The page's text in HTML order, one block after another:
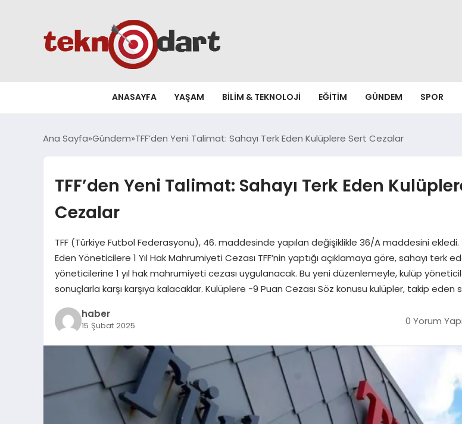
ANASAYFA YAŞAM BILIM & TEKNOLOJI EĞITIM GÜNDEM SPOR
Ana Sayfa Gündem TFF’den Yeni Talimat: Sahayı Terk Eden Kulüplere Sert Cezalar
TFF’den Yeni Talimat: Sahayı Terk Eden
Cezalar
TFF (Türkiye Futbol Federasyonu), 46. maddesinde yapılan değişiklikle 36/A maddesini ekledi.
Eden Yöneticilere 1 Yıl Hak Mahrumiyeti Cezası TFF’nin yaptığı açıklamaya göre, sahayı terk
yöneticilerine 1 yıl hak mahrumiyeti cezası uygulanacak. Bu yeni düzenlemeyle, kulüp
sonuçlarla karşı karşıya kalacaklar. Kulüplere -9 Puan Cezası Söz konusu kulüpler, takip eden
haber
15 Şubat 2025 0 Yorum